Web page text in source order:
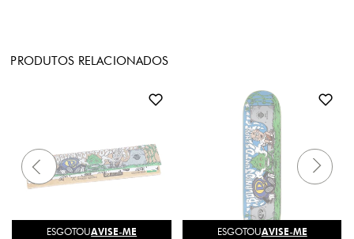
PRODUTOS RELACIONADOS
ESGOTOUAVISE-ME ESGOTOUAVISE-ME